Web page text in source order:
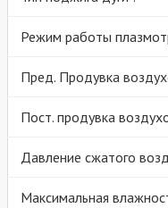
Режим работы
Пред. Продувка
Пост. продувка
Давление сжатого
Максимальная